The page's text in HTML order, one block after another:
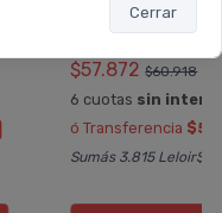
Cerrar
Vichy
Stress Resist
$57.872 $60.918
6 cuotas sin
ó Transferencia
Sumás 3.815 Leloir$